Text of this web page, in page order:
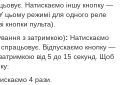
Натискаємо іншу кнопку —
цьому режимі для одного реле
кнопки пульта).
з затримкою): Натискаємо
Відпускаємо кнопку —
від 5 до 15 секунд. Щоб
4 рази.